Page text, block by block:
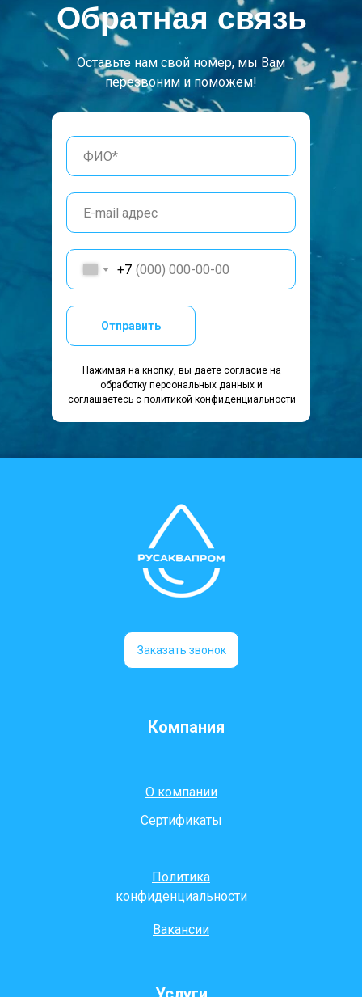
Обратная связь
+7
Отправить
Нажимая на кнопку, вы даете согласие на
обработку персональных данных и
соглашаетесь c политикой конфиденциальности
Оставьте нам свой номер, мы Вам
перезвоним и поможем!
Заказать звонок
Компания
О компании
Сертификаты
Политика
конфиденциальности
Вакансии